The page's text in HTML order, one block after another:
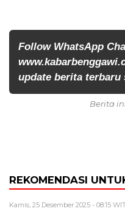
Follow WhatsApp
update berita terbaru
Berita
REKOMENDASI
Kamis, 25 Desember 2025 - 08:15